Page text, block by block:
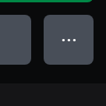
● ● ●